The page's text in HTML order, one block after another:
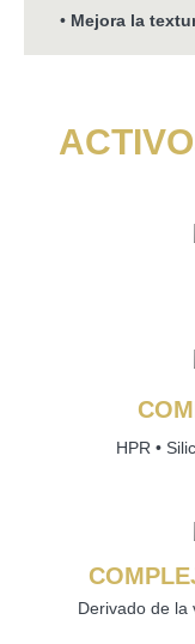
• Mejora la
HPR •
Derivado de la